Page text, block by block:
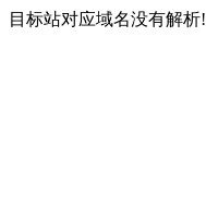
目标站对应域名没有解析!